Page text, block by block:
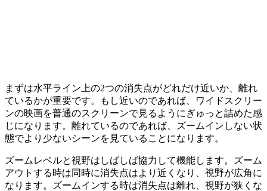
まずは水平ライン上の2つの消失点がどれだけ近いか、離れ
ているかが重要です。もし近いのであれば、ワイドスクリー
ンの映画を普通のスクリーンで見るようにぎゅっと詰めた感
じになります。離れているのであれば、ズームインしない状
態でより少ないシーンを見ていることになります。
ズームレベルと視野はしばしば協力して機能します。ズーム
アウトする時は同時に消失点はより近くなり、視野が広角に
なります。ズームインする時は消失点は離れ、視野が狭くな